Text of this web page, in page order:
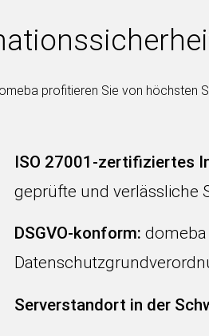
profitieren Sie von höchsten
ISO 27001-zertifiziertes
geprüfte und verlässliche
DSGVO-konform:
Serverstandort in der